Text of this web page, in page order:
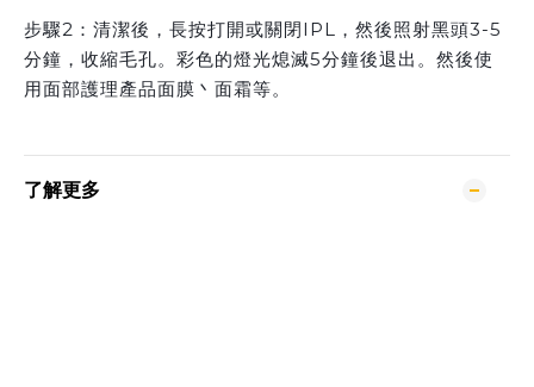
步驟2：清潔後，長按打開或關閉IPL，然後照射黑頭3-5
分鐘，收縮毛孔。彩色的燈光熄滅5分鐘後退出。然後使
用面部護理產品面膜丶面霜等。
了解更多